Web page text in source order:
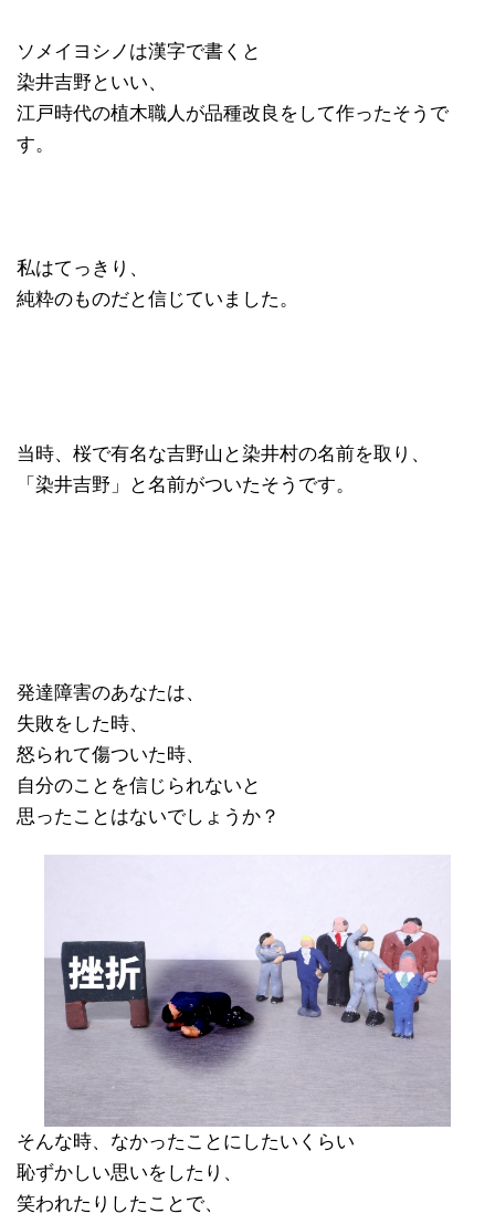
ソメイヨシノは漢字で書くと
染井吉野といい、
江戸時代の植木職人が品種改良をして作ったそうで
す。
私はてっきり、
純粋のものだと信じていました。
当時、桜で有名な吉野山と染井村の名前を取り、
「染井吉野」と名前がついたそうです。
発達障害のあなたは、
失敗をした時、
怒られて傷ついた時、
自分のことを信じられないと
思ったことはないでしょうか？
そんな時、なかったことにしたいくらい
恥ずかしい思いをしたり、
笑われたりしたことで、